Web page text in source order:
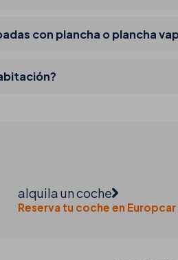
con plancha o plancha
alquila un coche
Reserva tu coche en Europcar